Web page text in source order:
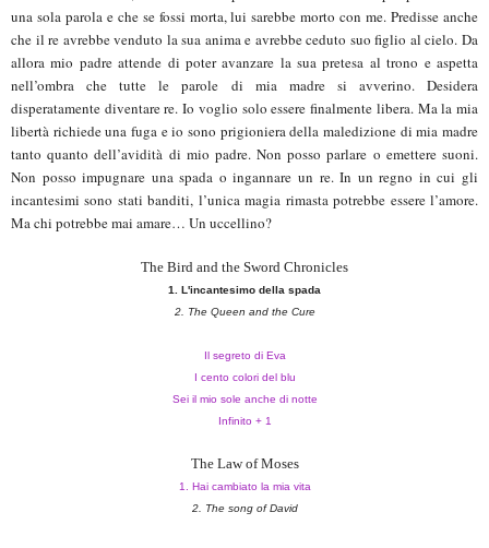
una sola parola e che se fossi morta, lui sarebbe morto con me. Predisse anche
che il re avrebbe venduto la sua anima e avrebbe ceduto suo figlio al cielo. Da
allora mio padre attende di poter avanzare la sua pretesa al trono e aspetta
nell’ombra che tutte le parole di mia madre si avverino. Desidera
disperatamente diventare re. Io voglio solo essere finalmente libera. Ma la mia
libertà richiede una fuga e io sono prigioniera della maledizione di mia madre
tanto quanto dell’avidità di mio padre. Non posso parlare o emettere suoni.
Non posso impugnare una spada o ingannare un re. In un regno in cui gli
incantesimi sono stati banditi, l’unica magia rimasta potrebbe essere l’amore.
Ma chi potrebbe mai amare… Un uccellino?
The Bird and the Sword Chronicles
1. L'incantesimo della spada
2. The Queen and the Cure
Il segreto di Eva
I cento colori del blu
Sei il mio sole anche di notte
Infinito + 1
The Law of Moses
1. Hai cambiato la mia vita
2. The song of David